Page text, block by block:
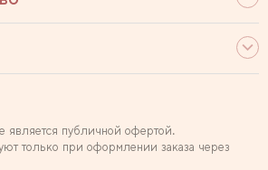
является публичной офертой.
только при оформлении заказа через